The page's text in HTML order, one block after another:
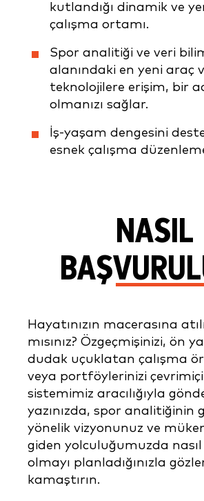
kutlandığı dinamik ve
çalışma ortamı.
Spor analitiği ve veri
alanındaki en yeni araç
teknolojilere erişim, bir
olmanızı sağlar.
İş-yaşam dengesini
esnek çalışma
NASIL
Hayatınızın macerasına
mısınız? Özgeçmişinizi, ön
dudak uçuklatan çalışma
veya portföylerinizi
sistemimiz aracılığıyla
yazınızda, spor analitiğinin
yönelik vizyonunuz ve
giden yolculuğumuzda
olmayı planladığınızla
kamaştırın.